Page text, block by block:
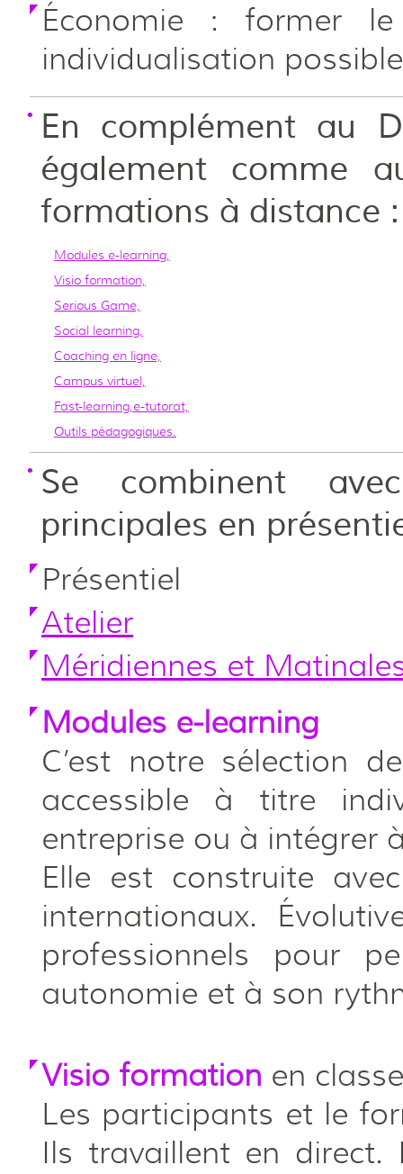
Économie : former
individualisation
En complément au
également comme
formations à distance :
Modules e-learning,
Visio formation,
Serious Game,
Social learning,
Coaching en ligne,
Campus virtuel,
Fast-learning,e-tutorat,
Outils pédagogiques.
Se combinent
principales en
Présentiel
Atelier
Méridiennes et
Modules e-learning
C’est notre sélection
accessible à titre
entreprise ou à intégrer
Elle est construite
internationaux.
professionnels pour
autonomie et à son
Visio formation en
Les participants et le
Ils travaillent en direct.